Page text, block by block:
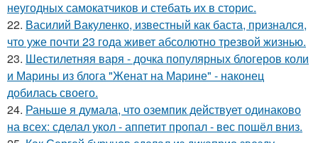
неугодных самокатчиков и стебать их в сторис.
22. Василий Вакуленко, известный как баста, признался,
что уже почти 23 года живет абсолютно трезвой жизнью.
23. Шестилетняя варя - дочка популярных блогеров коли
и Марины из блога "Женат на Марине" - наконец
добилась своего.
24. Раньше я думала, что оземпик действует одинаково
на всех: сделал укол - аппетит пропал - вес пошёл вниз.